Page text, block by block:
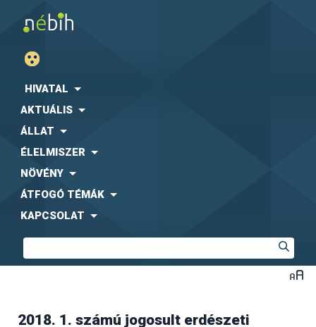
HIVATAL
AKTUÁLIS
ÁLLAT
ÉLELMISZER
NÖVÉNY
ÁTFOGÓ TÉMÁK
KAPCSOLAT
2018. 1. számú jogosult erdészeti